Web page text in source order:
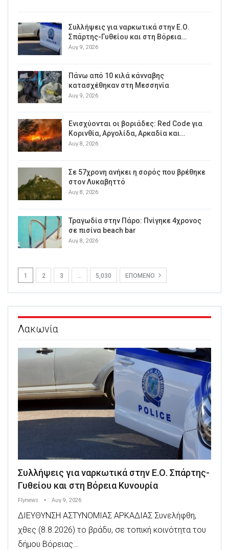
Συλλήψεις για ναρκωτικά στην Ε.Ο.
Σπάρτης-Γυθείου και στη Βόρεια…
Αυγ 9, 2026
Πάνω από 10 κιλά κάνναβης
κατασχέθηκαν στη Μεσσηνία
Αυγ 9, 2026
Ενισχύονται οι βοριάδες: Red Code για
Κορινθία, Αργολίδα, Αρκαδία και…
Αυγ 8, 2026
Σε 57χρονη ανήκει η σορός που βρέθηκε
στον Λυκαβηττό
Αυγ 8, 2026
Τραγωδία στην Πάρο: Πνίγηκε 4χρονος
σε πισίνα beach bar
Αυγ 8, 2026
1 2 3 5,030 ΕΠΌΜΕΝΟ
Λακωνία
Συλλήψεις για ναρκωτικά στην Ε.Ο. Σπάρτης-
Γυθείου και στη Βόρεια Κυνουρία
Flynews Αυγ 9, 2026
ΔΙΕΥΘΥΝΣΗ ΑΣΤΥΝΟΜΙΑΣ ΑΡΚΑΔΙΑΣ Συνελήφθη,
χθες (8.8.2026) το βράδυ, σε τοπική κοινότητα του
δήμου Βόρειας…